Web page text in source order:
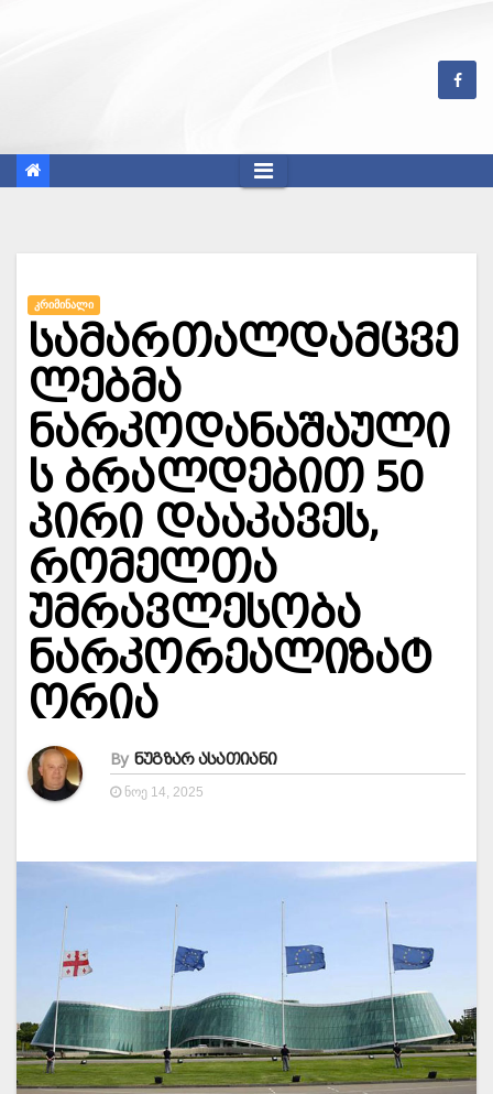
ᲙᲠᲘᲛᲘᲜᲐᲚᲘ
სამართალდამცვე
ლებმა
ნარკოდანაშაული
ს ბრალდებით 50
პირი დააკავეს,
რომელთა
უმრავლესობა
ნარკორეალიზატ
ორია
By ნუგზარ ასათიანი
ᲜᲝᲔ 14, 2025